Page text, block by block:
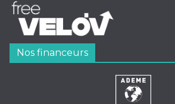
Nos financeurs